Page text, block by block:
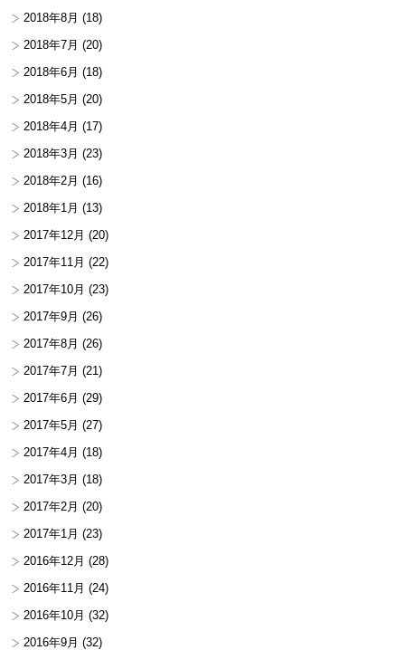
2018年8月 (18)
2018年7月 (20)
2018年6月 (18)
2018年5月 (20)
2018年4月 (17)
2018年3月 (23)
2018年2月 (16)
2018年1月 (13)
2017年12月 (20)
2017年11月 (22)
2017年10月 (23)
2017年9月 (26)
2017年8月 (26)
2017年7月 (21)
2017年6月 (29)
2017年5月 (27)
2017年4月 (18)
2017年3月 (18)
2017年2月 (20)
2017年1月 (23)
2016年12月 (28)
2016年11月 (24)
2016年10月 (32)
2016年9月 (32)